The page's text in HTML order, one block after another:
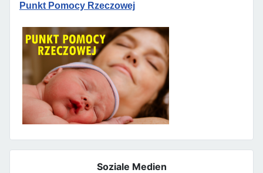
Punkt Pomocy Rzeczowej
Soziale Medien